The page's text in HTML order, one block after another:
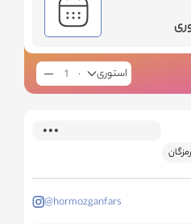
استوری
@hormozganfars